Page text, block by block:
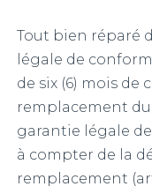
Tout bien réparé
légale de
de six (6) mois de
remplacement
garantie légale
à compter de la
remplacement